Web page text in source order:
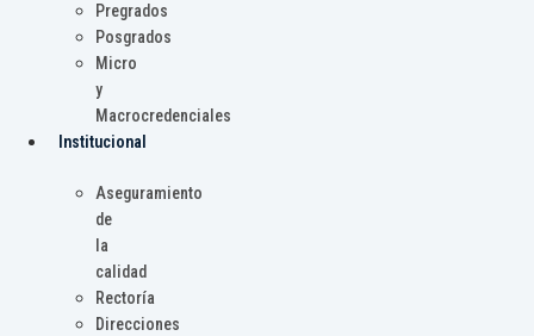
Pregrados
Posgrados
Micro
y
Macrocredenciales
Institucional
Aseguramiento
de
la
calidad
Rectoría
Direcciones